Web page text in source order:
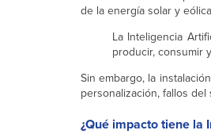
de la energía solar y
La Inteligencia
producir, consumir
Sin embargo, la
personalización, fallos
¿Qué impacto tiene la